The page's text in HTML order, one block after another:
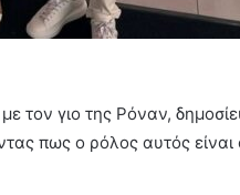
τον γιο της Ρόναν,
πως ο ρόλος αυτός είναι